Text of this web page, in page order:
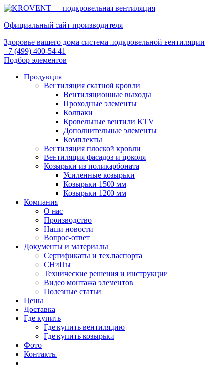
Официальный сайт производителя
Здоровье вашего дома система подкровельной вентиляции
+7 (499) 400-54-41
Подбор элементов
Продукция
Вентиляция скатной кровли
Вентиляционные выходы
Проходные элементы
Колпаки
Кровельные вентили KTV
Дополнительные элементы
Комплекты
Вентиляция плоской кровли
Вентиляция фасадов и цоколя
Козырьки из поликарбоната
Усиленные козырьки
Козырьки 1500 мм
Козырьки 1200 мм
Компания
О нас
Производство
Наши новости
Вопрос-ответ
Документы и материалы
Сертификаты и тех.паспорта
СНиПы
Технические решения и инструкции
Видео монтажа элементов
Полезные статьи
Цены
Доставка
Где купить
Где купить вентиляцию
Где купить козырьки
Фото
Контакты